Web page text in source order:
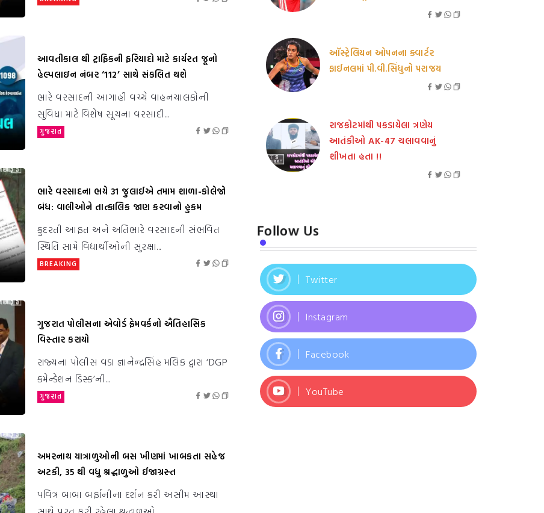
આવતીકાલ થી ટ્રાફિકની ફરિયાદો માટે કાર્યરત જૂનો
હેલ્પલાઇન નંબર ‘112’ સાથે સંકલિત થશે
ભારે વરસાદની આગાહી વચ્ચે વાહનચાલકોની
સુવિધા માટે વિશેષ સૂચના વરસાદી...
ગુજરાત
ભારે વરસાદના ભયે 31 જુલાઈએ તમામ શાળા-કોલેજો
બંધ: વાલીઓને તાત્કાલિક જાણ કરવાનો હુકમ
કુદરતી આફત અને અતિભારે વરસાદની સંભવિત
સ્થિતિ સામે વિદ્યાર્થીઓની સુરક્ષા...
BREAKING
ગુજરાત પોલીસના એવોર્ડ ફ્રેમવર્કનો ઐતિહાસિક
વિસ્તાર કરાયો
રાજ્યના પોલીસ વડા જ્ઞાનેન્દ્રસિંહ મલિક દ્વારા ‘DGP
કમેન્ડેશન ડિસ્ક’ની...
ગુજરાત
અમરનાથ યાત્રાળુઓની બસ ખીણમાં ખાબકતા સહેજ
અટકી, 35 થી વધુ શ્રદ્ધાળુઓ ઈજાગ્રસ્ત
પવિત્ર બાબા બર્ફાનીના દર્શન કરી અસીમ આસ્થા
ઑસ્ટ્રેલિયન ઓપનના ક્વાર્ટર
ફાઈનલમાં પી.વી.સિંધુનો પરાજય
રાજકોટમાંથી પકડાયેલા ત્રણેય
આતંકીઓ AK-47 ચલાવવાનું
શીખતા હતા !!
Follow Us
Twitter
Instagram
Facebook
YouTube